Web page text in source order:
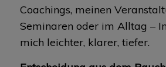
Coachings, meinen
Seminaren oder im Alltag –
mich leichter, klarer, tiefer.